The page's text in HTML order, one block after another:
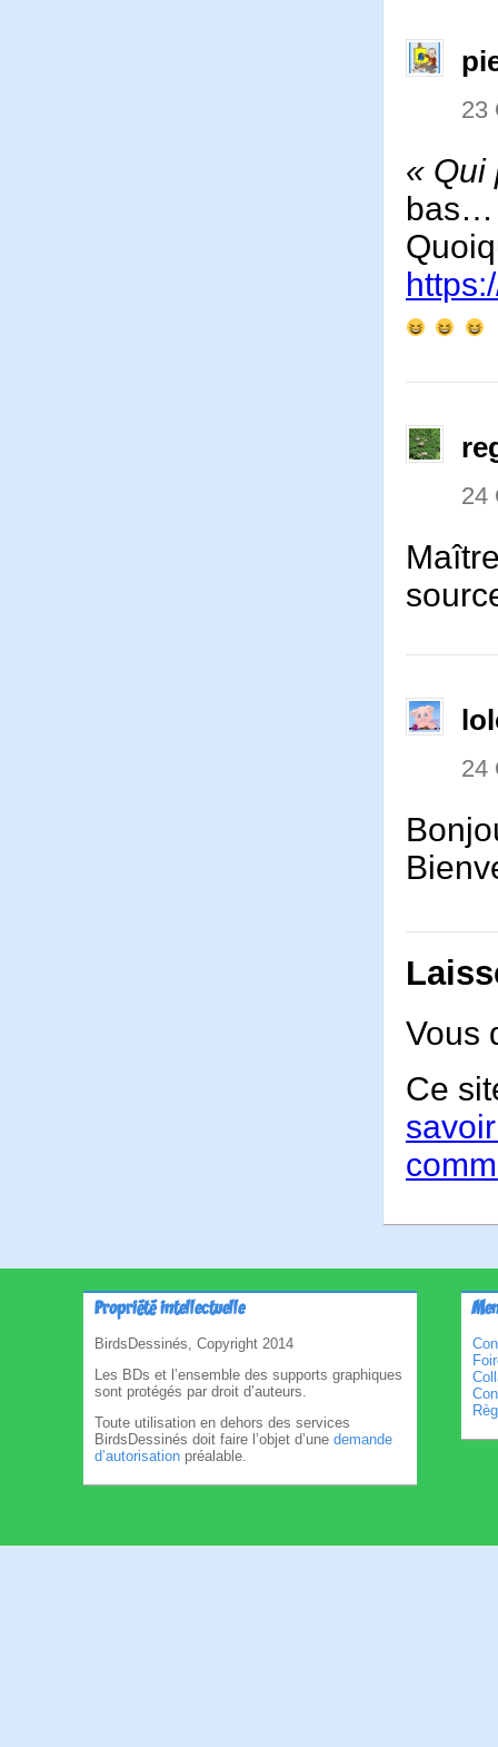
23
«
bas…
24
24
Vous
Ce
Propriété intellectuelle
BirdsDessinés, Copyright 2014
Les BDs et l’ensemble des supports graphiques
sont protégés par droit d’auteurs.
Toute utilisation en dehors des services
BirdsDessinés doit faire l’objet d’une demande
d’autorisation préalable.